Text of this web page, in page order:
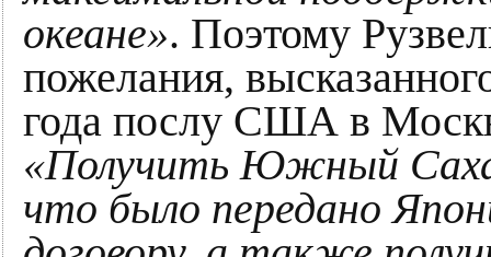
океане». Поэтому
пожелания,
года послу США в
«Получить Южный
что было передано